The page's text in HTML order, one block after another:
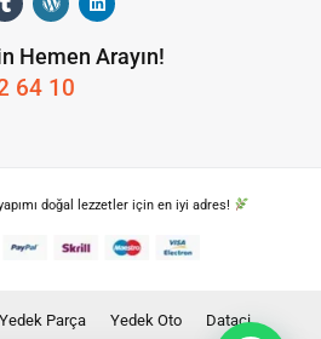
Hemen Arayın!
64 10
doğal lezzetler için en iyi adres!
Yedek Parça Yedek Oto Dataci